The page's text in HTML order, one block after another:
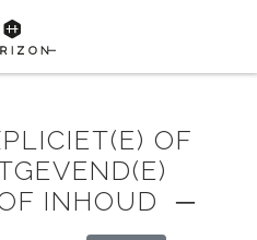
OF
INHOUD ─